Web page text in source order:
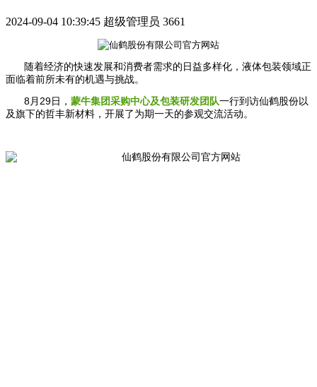
2024-09-04 10:39:45 超级管理员 3661
随着经济的快速发展和消费者需求的日益多样化，液体包装领域正
面临着前所未有的机遇与挑战。
8月29日， 蒙牛集团采购中心及包装研发团队一行到访仙鹤股份以
及旗下的哲丰新材料，开展了为期一天的参观交流活动。